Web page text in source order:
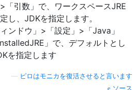
「引数」で、ワークスペースJRE
し、JDKを指定します。
ィンドウ」>「設定」>「Java」
」で、デフォルトとし
を指定します
ピロはモニカを復活させると言います
ソース